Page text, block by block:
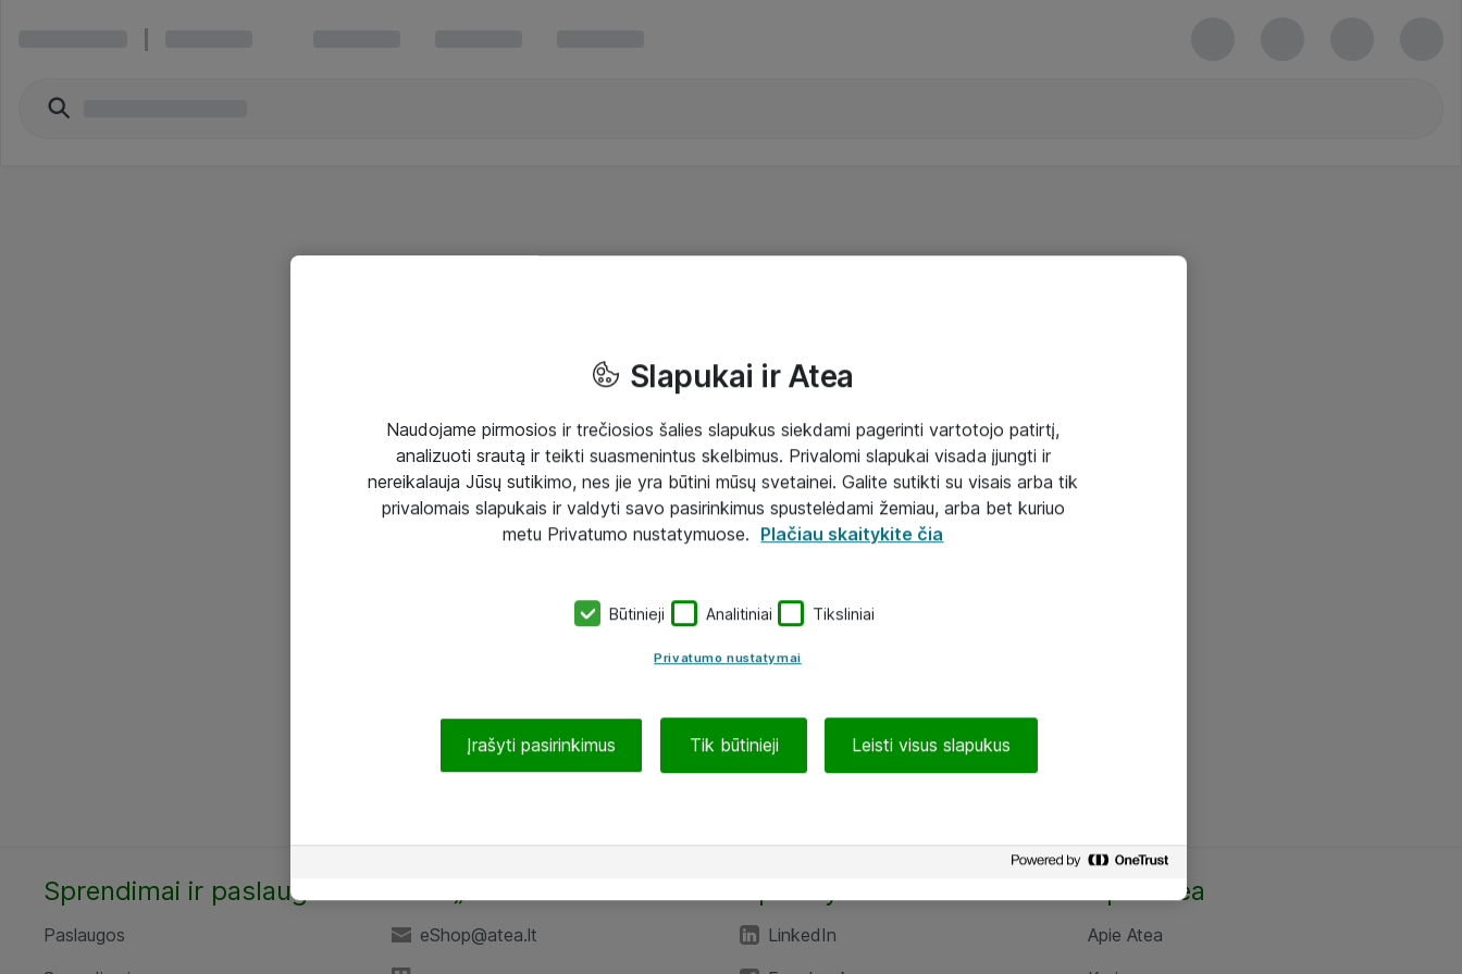
Sprendimai ir paslaugos
Paslaugos
eShop@atea.lt
LinkedIn
Apie Atea
Apie Atea
Slapukai ir Atea
Naudojame pirmosios ir trečiosios šalies slapukus siekdami pagerinti vartotojo patirtį,
analizuoti srautą ir teikti suasmenintus skelbimus. Privalomi slapukai visada įjungti ir
nereikalauja Jūsų sutikimo, nes jie yra būtini mūsų svetainei. Galite sutikti su visais arba tik
privalomais slapukais ir valdyti savo pasirinkimus spustelėdami žemiau, arba bet kuriuo
metu Privatumo nustatymuose. Plačiau skaitykite čia
Būtinieji Analitiniai Tiksliniai
Privatumo nustatymai
Įrašyti pasirinkimus Tik būtinieji Leisti visus slapukus